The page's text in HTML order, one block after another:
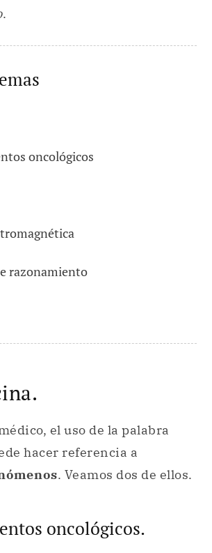
.
oncológicos
razonamiento
el uso de la palabra
hacer referencia a
. Veamos dos de ellos.
oncológicos.